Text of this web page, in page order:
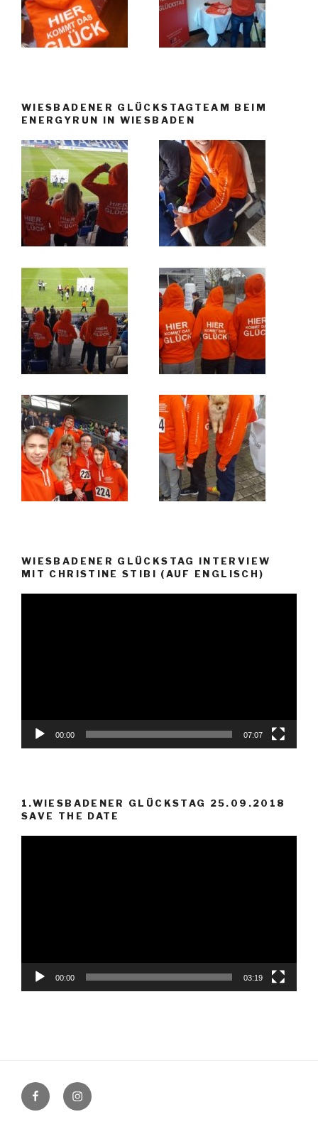
WIESBADENER GLÜCKSTAGTEAM BEIM
ENERGYRUN IN WIESBADEN
WIESBADENER GLÜCKSTAG INTERVIEW
MIT CHRISTINE STIBI (AUF ENGLISCH)
00:00 07:07
1.WIESBADENER GLÜCKSTAG 25.09.2018
SAVE THE DATE
00:00 03:19
FacebookInstagram